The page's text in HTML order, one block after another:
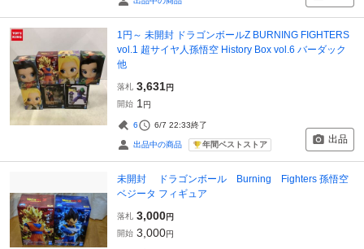
1円～ 未開封 ドラゴンボールZ BURNING FIGHTERS
vol.1 超サイヤ人孫悟空 History Box vol.6 バーダック
他
落札 3,631円
開始 1 円
6 6/7 22:33終了
出品中の商品 年間ベストストア 出品
未開封 ドラゴンボール Burning Fighters 孫悟空
ベジータ フィギュア
落札 3,000円
開始 3,000円